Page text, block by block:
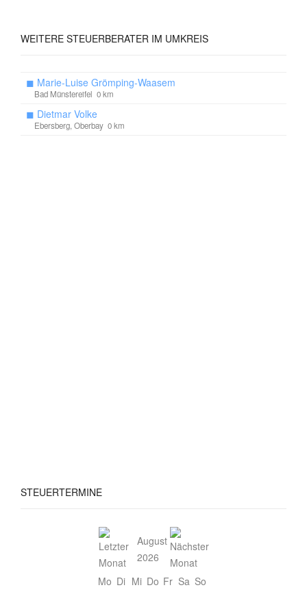
WEITERE STEUERBERATER IM UMKREIS
◼ Marie-Luise Grömping-Waasem
Bad Münstereifel 0 km
◼ Dietmar Volke
Ebersberg, Oberbay 0 km
STEUERTERMINE
August
2026
Mo Di Mi Do Fr Sa So